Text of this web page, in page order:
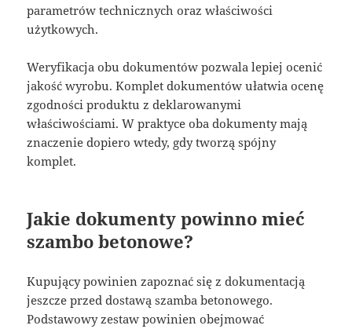
parametrów technicznych oraz właściwości
użytkowych.
Weryfikacja obu dokumentów pozwala lepiej ocenić
jakość wyrobu. Komplet dokumentów ułatwia ocenę
zgodności produktu z deklarowanymi
właściwościami. W praktyce oba dokumenty mają
znaczenie dopiero wtedy, gdy tworzą spójny
komplet.
Jakie dokumenty powinno mieć
szambo betonowe?
Kupujący powinien zapoznać się z dokumentacją
jeszcze przed dostawą szamba betonowego.
Podstawowy zestaw powinien obejmować